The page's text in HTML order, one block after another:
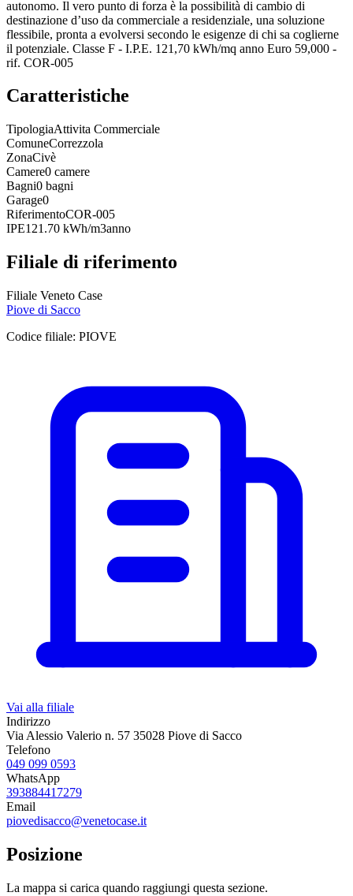
autonomo. Il vero punto di forza è la possibilità di cambio di
destinazione d’uso da commerciale a residenziale, una soluzione
flessibile, pronta a evolversi secondo le esigenze di chi sa coglierne
il potenziale. Classe F - I.P.E. 121,70 kWh/mq anno Euro 59,000 -
rif. COR-005
Caratteristiche
TipologiaAttivita Commerciale
ComuneCorrezzola
ZonaCivè
Camere0 camere
Bagni0 bagni
Garage0
RiferimentoCOR-005
IPE121.70 kWh/m3anno
Filiale di riferimento
Filiale Veneto Case
Piove di Sacco
Codice filiale: PIOVE
Vai alla filiale
Indirizzo
Via Alessio Valerio n. 57 35028 Piove di Sacco
Telefono
049 099 0593
WhatsApp
393884417279
Email
piovedisacco@venetocase.it
Posizione
La mappa si carica quando raggiungi questa sezione.